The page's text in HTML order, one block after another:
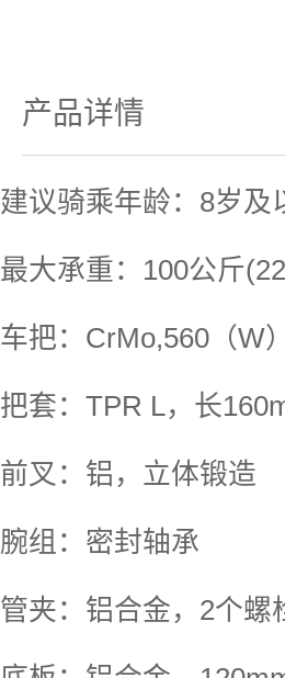
产品详情
建议骑乘年龄：8岁及
最大承重：100公斤
车把：CrMo,560（W
把套：TPR L，长
前叉：铝，立体锻造
腕组：密封轴承
管夹：铝合金，2个螺